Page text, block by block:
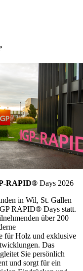
RAPID® Days 2026
in Wil, St. Gallen
RAPID® Days statt.
über 200
für Holz und exklusive
Das
Sie persönlich
und sorgt für ein